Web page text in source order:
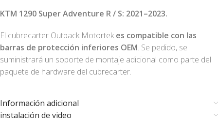
KTM 1290 Super Adventure R / S: 2021–2023.
El cubrecarter Outback Motortek es compatible con las
barras de protección inferiores OEM. Se pedido, se
suministrará un soporte de montaje adicional como parte del
paquete de hardware del cubrecarter.
Información adicional
instalación de video